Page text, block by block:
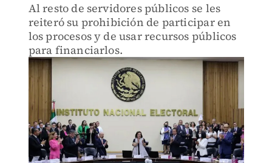
Al resto de servidores públicos se les
reiteró su prohibición de participar en
los procesos y de usar recursos públicos
para financiarlos.